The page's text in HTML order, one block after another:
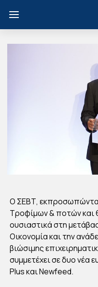
Ο ΣΕΒΤ,
Τροφίμων & ποτών και
ουσιαστικά στη
Οικονομία και την
βιώσιμης
συμμετέχει σε δυο νέα
Plus και Newfeed.